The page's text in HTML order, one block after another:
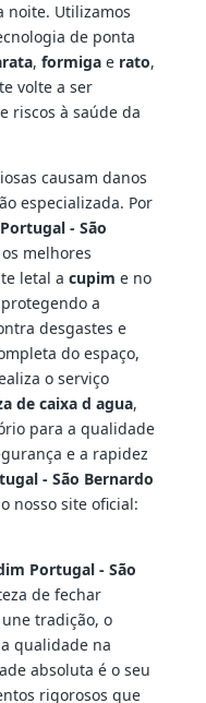
noite. Utilizamos
de ponta
, formigae rato,
volte a ser
riscos à saúde da
causam danos
especializada. Por
- São
melhores
letal a cupim e no
a
desgastes e
do espaço,
o serviço
de caixa d agua,
para a qualidade
e a rapidez
- São Bernardo
nosso site oficial:
Portugal - São
de fechar
tradição, o
qualidade na
absoluta é o seu
rigorosos que